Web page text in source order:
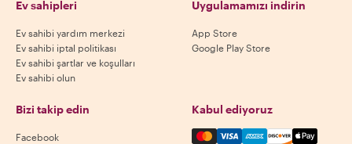
Ev sahipleri
Ev sahibi yardım merkezi
Ev sahibi iptal politikası
Ev sahibi şartlar ve koşulları
Ev sahibi olun
Uygulamamızı indirin
App Store
Google Play Store
Bizi takip edin
Facebook
Kabul ediyoruz
Mastercard, Visa, Amex,